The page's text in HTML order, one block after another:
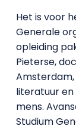
Het is voor
Generale
opleiding
Pieterse,
literatuur en
mens.
Studium